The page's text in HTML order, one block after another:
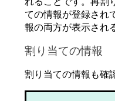
ての情報が登録され
報の両方が表示され
割り当ての情報
割り当ての情報も確